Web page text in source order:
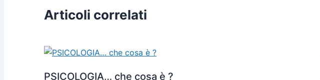
Articoli correlati
PSICOLOGIA… che cosa è ?